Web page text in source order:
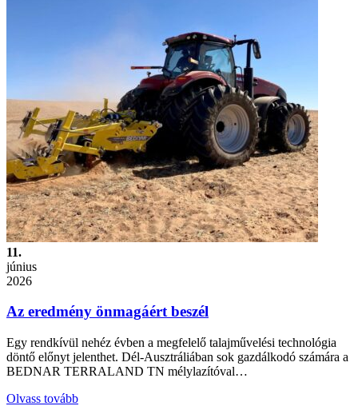
11.
június
2026
Az eredmény önmagáért beszél
Egy rendkívül nehéz évben a megfelelő talajművelési technológia
döntő előnyt jelenthet. Dél-Ausztráliában sok gazdálkodó számára a
BEDNAR TERRALAND TN mélylazítóval…
Olvass tovább